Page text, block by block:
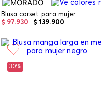
Blusa corset para mujer
$ 139.900
$ 97.930
30%